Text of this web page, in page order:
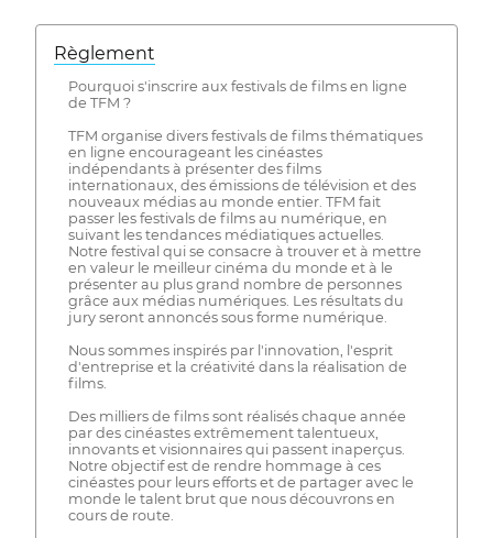
Règlement
Pourquoi s'inscrire aux festivals de films en ligne
de TFM ?
TFM organise divers festivals de films thématiques
en ligne encourageant les cinéastes
indépendants à présenter des films
internationaux, des émissions de télévision et des
nouveaux médias au monde entier. TFM fait
passer les festivals de films au numérique, en
suivant les tendances médiatiques actuelles.
Notre festival qui se consacre à trouver et à mettre
en valeur le meilleur cinéma du monde et à le
présenter au plus grand nombre de personnes
grâce aux médias numériques. Les résultats du
jury seront annoncés sous forme numérique.
Nous sommes inspirés par l'innovation, l'esprit
d'entreprise et la créativité dans la réalisation de
films.
Des milliers de films sont réalisés chaque année
par des cinéastes extrêmement talentueux,
innovants et visionnaires qui passent inaperçus.
Notre objectif est de rendre hommage à ces
cinéastes pour leurs efforts et de partager avec le
monde le talent brut que nous découvrons en
cours de route.